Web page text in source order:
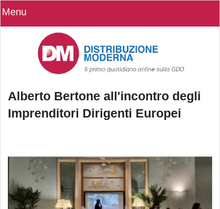
Menu
Alberto Bertone all'incontro degli
Imprenditori Dirigenti Europei